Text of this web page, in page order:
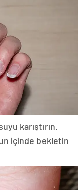
karıştırın.
içinde bekletin